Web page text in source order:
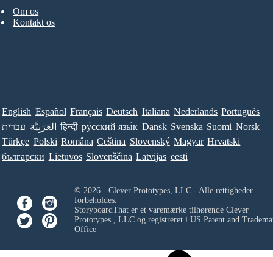
Om os
Kontakt os
English Español Français Deutsch Italiana Nederlands Português
עברית العَرَبِيَّة हिन्दी ру́сский язы́к Dansk Svenska Suomi Norsk
Türkçe Polski Româna Ceština Slovenský Magyar Hrvatski
български Lietuvos Slovenščina Latvijas eesti
© 2026 - Clever Prototypes, LLC - Alle rettigheder
forbeholdes.
StoryboardThat er et varemærke tilhørende Clever
Prototypes , LLCog registreret i US Patent and
Office